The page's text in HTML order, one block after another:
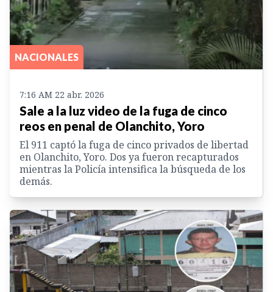
NACIONALES
7:16 AM 22 abr. 2026
Sale a la luz video de la fuga de cinco
reos en penal de Olanchito, Yoro
El 911 captó la fuga de cinco privados de libertad
en Olanchito, Yoro. Dos ya fueron recapturados
mientras la Policía intensifica la búsqueda de los
demás.